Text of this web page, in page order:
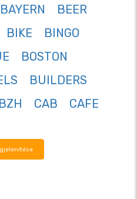
BAYERN
BEER
BIKE
BINGO
BOSTON
BUILDERS
BZH CAB
CAFE